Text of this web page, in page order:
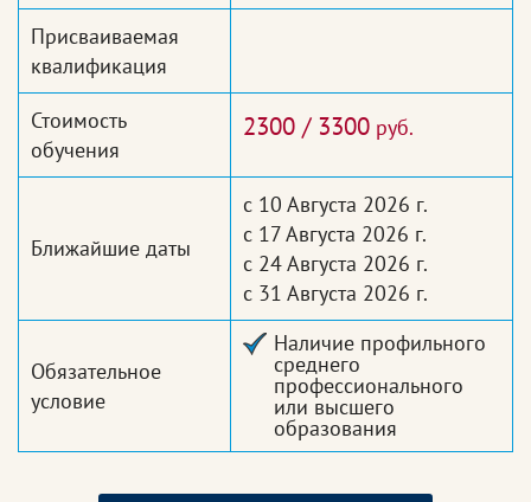
Присваиваемая
квалификация
Стоимость
обучения
2300 / 3300 руб.
Ближайшие даты
с 10 Августа 2026 г.
с 17 Августа 2026 г.
с 24 Августа 2026 г.
с 31 Августа 2026 г.
Обязательное
условие
Наличие профильного
среднего
профессионального
или высшего
образования